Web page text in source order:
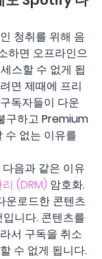
청취를 위해 음
하면 오프라인으
스할 수 없게 됩
면 제때에 프리
독자들이 다운
구하고 Premium
없는 이유를
음과 같은 이유
(DRM) 암호화.
운로드한 콘텐츠
니다. 콘텐츠를
서 구독을 취소
수 없게 됩니다.